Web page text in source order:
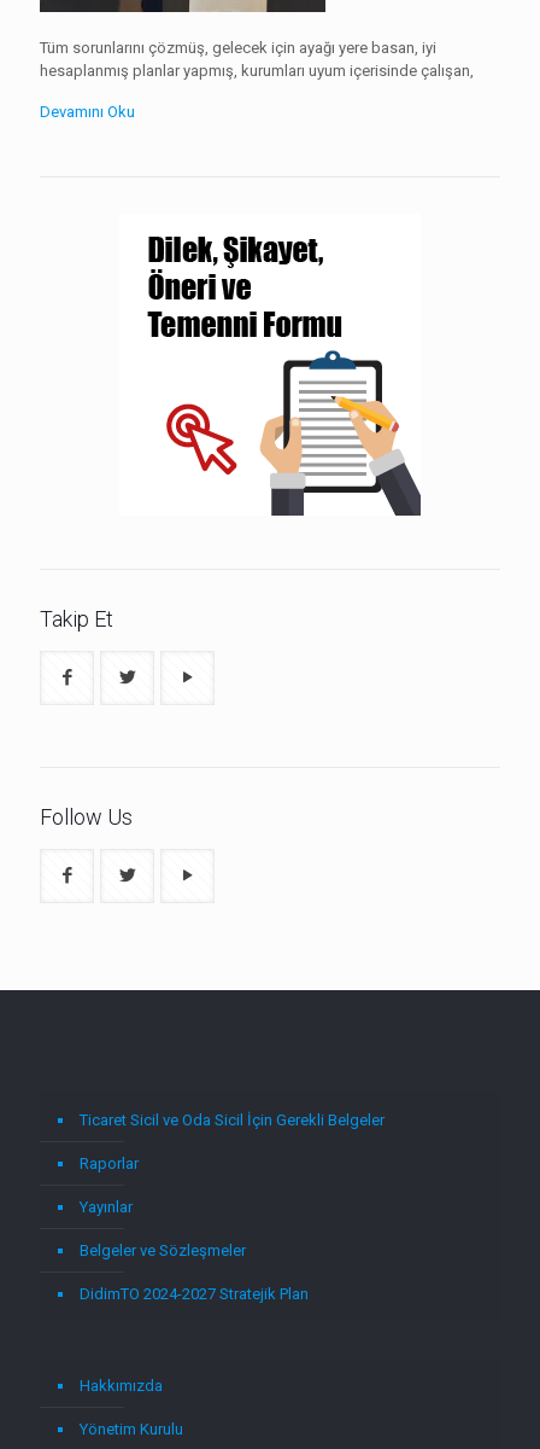
Tüm sorunlarını çözmüş, gelecek için ayağı yere basan, iyi
hesaplanmış planlar yapmış, kurumları uyum içerisinde çalışan,
Devamını Oku
Takip Et
Follow Us
Ticaret Sicil ve Oda Sicil İçin Gerekli Belgeler
Raporlar
Yayınlar
Belgeler ve Sözleşmeler
DidimTO 2024-2027 Stratejik Plan
Hakkımızda
Yönetim Kurulu